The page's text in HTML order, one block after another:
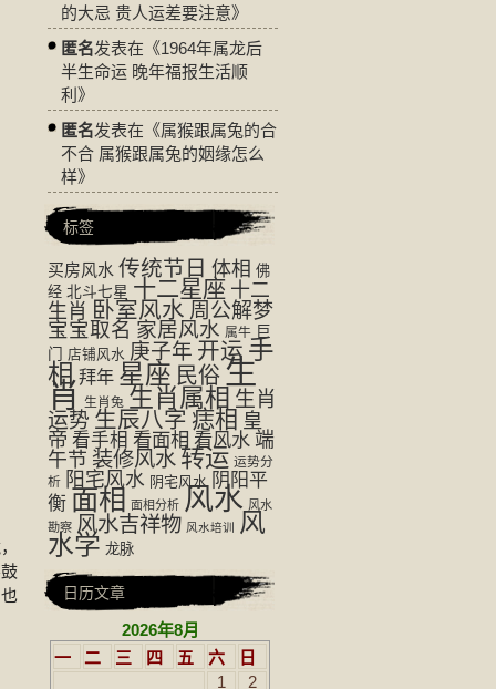
的大忌 贵人运差要注意》
匿名发表在《1964年属龙后
半生命运 晚年福报生活顺
利 》
匿名发表在《属猴跟属兔的合
不合 属猴跟属兔的姻缘怎么
样》
标签
买房风水 传统节日 体相 佛
经 北斗七星 十二星座 十二
生肖 卧室风水 周公解梦
宝宝取名 家居风水 属牛 巨
门
店铺风水 庚子年 开运 手
相 拜年 星座 民俗生
肖 生肖兔 生肖属相 生肖
运势 生辰八字 痣相 皇
帝 看手相 看面相 看风水 端
午节 装修风水转运 运势分
析 阳宅风水 阴宅风水 阴阳平
衡 面相 面相分析 风水 风水
勘察 风水吉祥物 风水培训 风
水学 龙脉
日历文章
2026年8月
一
二 三 四 五 六
日
1
2